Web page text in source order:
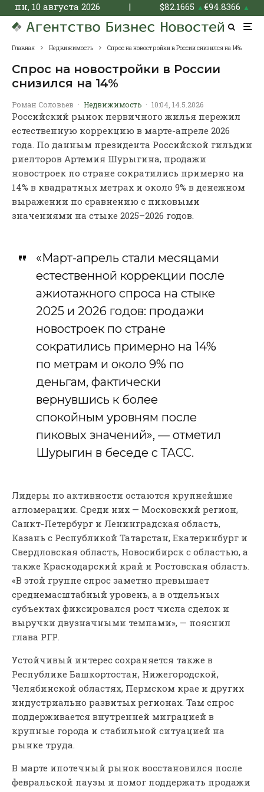
пн, 10 августа 2026 | $82.1665 ▲€94.8366 ▲
Главная Недвижимость Спрос на новостройки в России снизился на 14%
Спрос на новостройки в России
снизился на 14%
Роман Соловьев · Недвижимость · 10:04, 14.5.2026
Российский рынок первичного жилья пережил
естественную коррекцию в марте-апреле 2026
года. По данным президента Российской гильдии
риелторов Артемия Шурыгина, продажи
новостроек по стране сократились примерно на
14% в квадратных метрах и около 9% в денежном
выражении по сравнению с пиковыми
значениями на стыке 2025–2026 годов.
«Март-апрель стали месяцами
естественной коррекции после
ажиотажного спроса на стыке
2025 и 2026 годов: продажи
новостроек по стране
сократились примерно на 14%
по метрам и около 9% по
деньгам, фактически
вернувшись к более
спокойным уровням после
пиковых значений», — отметил
Шурыгин в беседе с ТАСС.
Лидеры по активности остаются крупнейшие
агломерации. Среди них — Московский регион,
Санкт-Петербург и Ленинградская область,
Казань с Республикой Татарстан, Екатеринбург и
Свердловская область, Новосибирск с областью, а
также Краснодарский край и Ростовская область.
«В этой группе спрос заметно превышает
среднемасштабный уровень, а в отдельных
субъектах фиксировался рост числа сделок и
выручки двузначными темпами», — пояснил
глава РГР.
Устойчивый интерес сохраняется также в
Республике Башкортостан, Нижегородской,
Челябинской областях, Пермском крае и других
индустриально развитых регионах. Там спрос
поддерживается внутренней миграцией в
крупные города и стабильной ситуацией на
рынке труда.
В марте ипотечный рынок восстановился после
февральской паузы и помог поддержать продажи